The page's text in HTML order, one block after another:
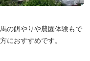
の餌やりや農園体験もで
におすすめです。